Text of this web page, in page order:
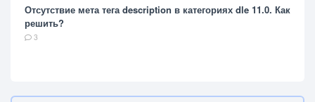
Отсутствие мета тега description в категориях dle 11.0. Как
решить?
3